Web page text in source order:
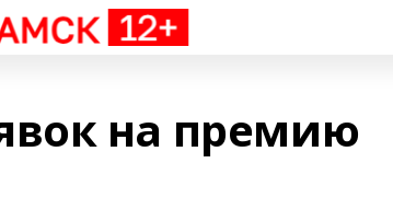
на премию